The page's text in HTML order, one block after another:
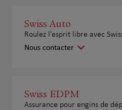
Swiss Auto
Roulez l'esprit libre avec
Nous contacter
Swiss EDPM
Assurance pour engins de